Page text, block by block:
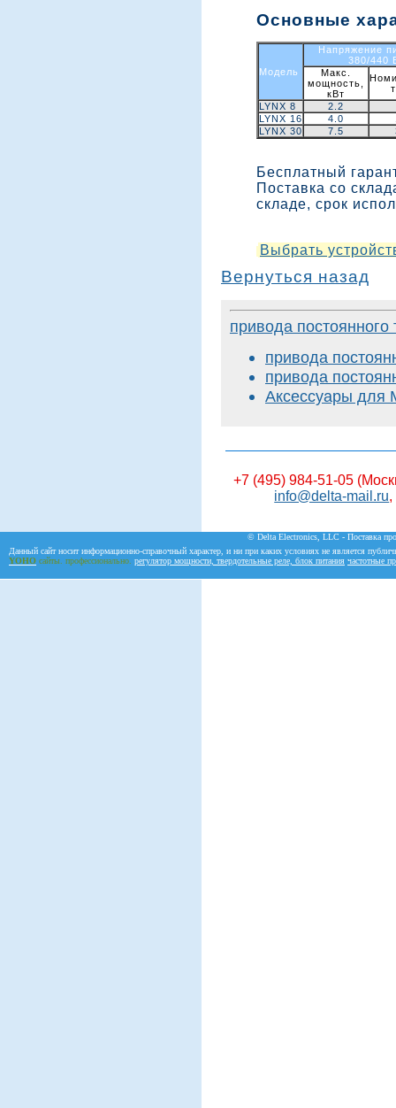
Основные
Модель
Напряжение
380/440
Макс.
мощность,
кВт
LYNX 8
2.2
LYNX 16
4.0
LYNX 30
7.5
Бесплатный
Поставка со
складе, срок
Выбрать
Вернуться назад
привода постоянного
привода
привода
Аксессуары для
+7 (495) 984-51-05
info@delta-mail.ru,
© Delta Electronics, LLC - Поставка
Данный сайт носит информационно-справочный характер, и ни при каких условиях не является
YOHO сайты. профессионально. регулятор мощности, твердотельные реле, блок питания частотные